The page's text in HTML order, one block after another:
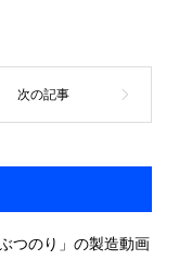
つのり」の製造動画